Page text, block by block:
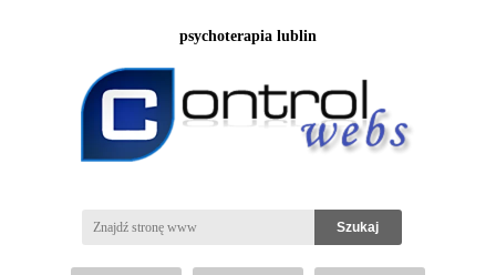
psychoterapia lublin